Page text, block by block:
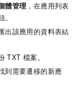
體管理 ，在應用列表
。
出該應用的資料表結
TXT 檔案。
到需要遷移的新應